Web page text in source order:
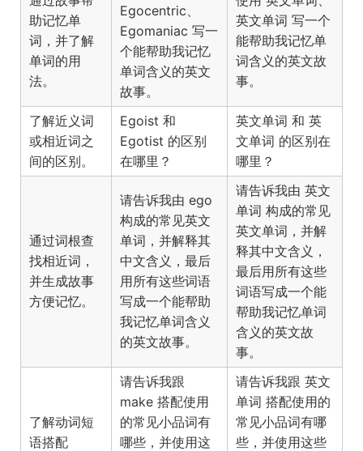
助记忆单
词，并了解
单词的用
法。
Egocentric、
Egomaniac 写一
个能帮助我记忆
单词含义的英文
故事。
英文单词 写一个
能帮助我记忆单
词含义的英文故
事。
了解近义词
或相近词之
间的区别。
Egoist 和
Egotist 的区别
在哪里？
英文单词 和 英
文单词 的区别在
哪里？
通过词根查
找相近词，
并生成故事
方便记忆。
请告诉我由 ego
构成的常见英文
单词，并解释其
中文含义，最后
用所有这些词语
写成一个能帮助
我记忆单词含义
的英文故事。
请告诉我由 英文
单词 构成的常见
英文单词，并解
释其中文含义，
最后用所有这些
词语写成一个能
帮助我记忆单词
含义的英文故
事。
了解动词短
语搭配
请告诉我跟
make 搭配使用
的常见小品词有
哪些，并使用这
请告诉我跟 英文
单词 搭配使用的
常见小品词有哪
些，并使用这些